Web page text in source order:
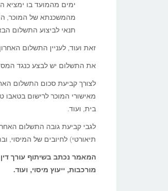
ימים מהמועד בו ימציא
מהמשכנתא של המוכר,
תנאי לביצוע התשלום
זאת ועוד, לעניין התשלום האחרון, רצוי להשאיר לפחות
את התשלום יש לבצע כנגד
לצורך קביעת סכום התשלום
מאישורי המוכר לרישום בטאבו
בית, ועוד.
לגבי קביעת גובה התשלום
תיאורטי) לחיובים של המיסוי,
המאמר נכתב בשיתוף עורך דין
מורכבות, ייעוץ מיסוי, ועוד.